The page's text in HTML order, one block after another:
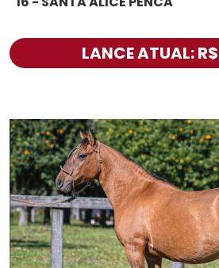
LANCE ATUAL: